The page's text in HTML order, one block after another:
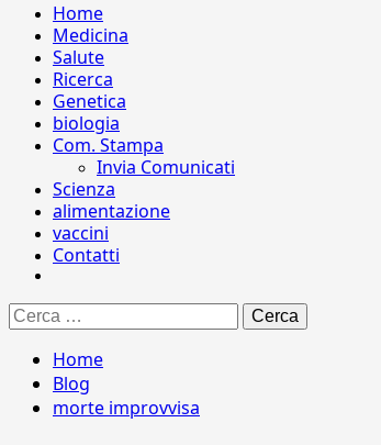
Home
Medicina
Salute
Ricerca
Genetica
biologia
Com. Stampa
Invia Comunicati
Scienza
alimentazione
vaccini
Contatti
Ricerca
per:
Home
Blog
morte improvvisa